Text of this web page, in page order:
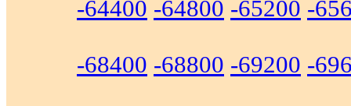
-64400 -64800 -65200 -
-68400 -68800 -69200 -